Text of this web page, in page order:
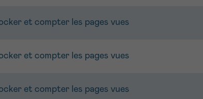
et compter les pages vues
et compter les pages vues
et compter les pages vues